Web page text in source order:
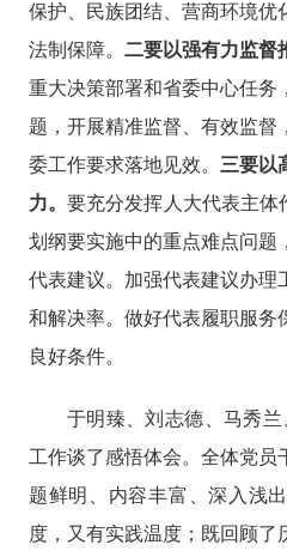
保护、民族团结、营商环境优
法制保障。 二要以强有力监督
重大决策部署和省委中心任务
题，开展精准监督、有效监督
委工作要求落地见效。 三要以
力。要充分发挥人大代表主体
划纲要实施中的重点难点问题
代表建议。加强代表建议办理
和解决率。做好代表履职服务
良好条件。
于明臻、刘志德、马秀
工作谈了感悟体会。全体党员
题鲜明、内容丰富、深入浅
度，又有实践温度；既回顾